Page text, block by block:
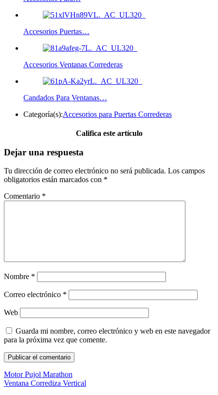
Accesorios Puertas…
Accesorios Ventanas Correderas
Candados Para Ventanas…
Categoría(s):Accesorios para Puertas Correderas
Califica este artículo
Dejar una respuesta
Tu dirección de correo electrónico no será publicada. Los campos
obligatorios están marcados con *
Comentario *
Nombre *
Correo electrónico *
Web
Guarda mi nombre, correo electrónico y web en este navegador
para la próxima vez que comente.
Motor Pujol Marathon
Ventana Corrediza Vertical